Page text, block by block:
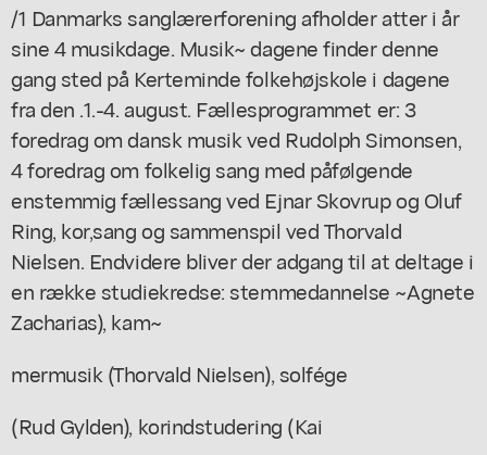
/1 Danmarks sanglærerforening afholder atter i år
sine 4 musikdage. Musik~ dagene finder denne
gang sted på Kerteminde folkehøjskole i dagene
fra den .1.-4. august. Fællesprogrammet er: 3
foredrag om dansk musik ved Rudolph Simonsen,
4 foredrag om folkelig sang med påfølgende
enstemmig fællessang ved Ejnar Skovrup og Oluf
Ring, kor,sang og sammenspil ved Thorvald
Nielsen. Endvidere bliver der adgang til at deltage i
en række studiekredse: stemmedannelse ~Agnete
Zacharias), kam~
mermusik (Thorvald Nielsen), solfége
(Rud Gylden), korindstudering (Kai